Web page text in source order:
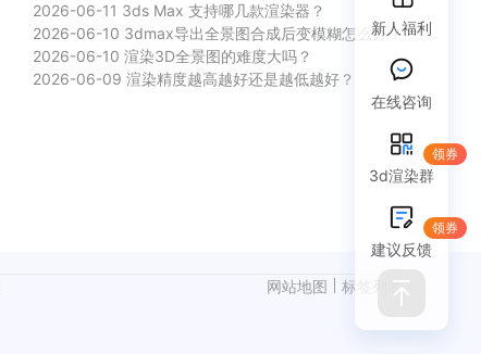
2026-06-11 3ds Max 支持哪几款渲染器？
2026-06-10 3dmax导出全景图合成后变模糊怎么办？
2026-06-10 渲染3D全景图的难度大吗？
2026-06-09 渲染精度越高越好还是越低越好？
网站地图 标签列表
新人福利
在线咨询
3d渲染群
领券
建议反馈
领券